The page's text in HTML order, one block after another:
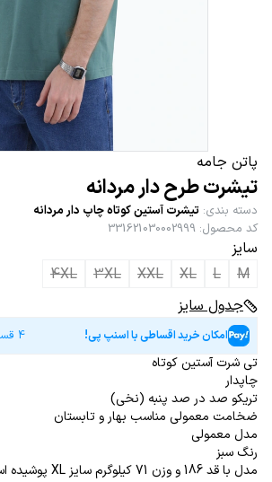
پاتن جامه
تیشرت طرح دار مردانه
دسته بندی: تیشرت آستین کوتاه چاپ دار مردانه
کد محصول:
331621030002999
سایز
M
L
XL
XXL
3XL
4XL
جدول سایز
امکان خرید اقساطی با اسنپ پی! 4 قسط ماهانه
تی شرت آستین کوتاه
چاپدار
تریکو صد در صد پنبه (نخی)
ضخامت معمولی مناسب بهار و تابستان
مدل معمولی
رنگ سبز
مدل با قد 186 و وزن 71 کیلوگرم سایز XL پوشیده است.